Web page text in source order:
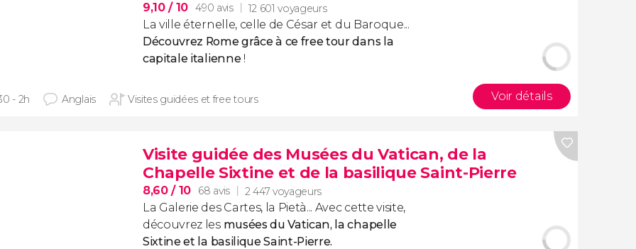
9,10/ 10 490 avis 12 601 voyageurs
La ville éternelle, celle de César et du Baroque...
Découvrez Rome grâce à ce free tour dans la
capitale italienne !
- 2h Anglais Visites guidées et free tours Voir détails
Visite guidée des Musées du Vatican, de la
Chapelle Sixtine et de la basilique Saint-Pierre
8,60/ 10 68 avis 2 447 voyageurs
La Galerie des Cartes, la Pietà... Avec cette visite,
découvrez les musées du Vatican, la chapelle
Sixtine et la basilique Saint-Pierre.